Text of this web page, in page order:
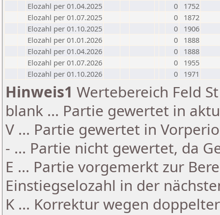
Elozahl per 01.04.2025
0
1752
Elozahl per 01.07.2025
0
1872
Elozahl per 01.10.2025
0
1906
Elozahl per 01.01.2026
0
1888
Elozahl per 01.04.2026
0
1888
Elozahl per 01.07.2026
0
1955
Elozahl per 01.10.2026
0 1971
Hinweis1 Wertebereich Feld
blank ... Partie gewertet in
V ... Partie gewertet in
- ... Partie nicht gewertet, da
E ... Partie vorgemerkt zur
Einstiegselozahl in der
K ... Korrektur wegen